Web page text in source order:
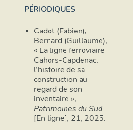
PÉRIODIQUES
Cadot (Fabien),
Bernard (Guillaume),
« La ligne ferroviaire
Cahors-Capdenac,
l’histoire de sa
construction au
regard de son
inventaire »,
Patrimoines du Sud
[En ligne], 21, 2025.